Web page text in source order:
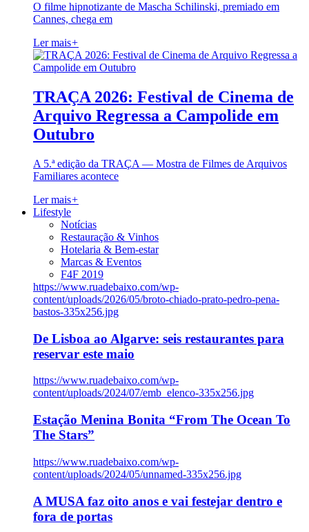
O filme hipnotizante de Mascha Schilinski, premiado em
Cannes, chega em
Ler mais+
TRAÇA 2026: Festival de Cinema de
Arquivo Regressa a Campolide em
Outubro
A 5.ª edição da TRAÇA — Mostra de Filmes de Arquivos
Familiares acontece
Ler mais+
Lifestyle
Notícias
Restauração & Vinhos
Hotelaria & Bem-estar
Marcas & Eventos
F4F 2019
https://www.ruadebaixo.com/wp-
content/uploads/2026/05/broto-chiado-prato-pedro-pena-
bastos-335x256.jpg
De Lisboa ao Algarve: seis restaurantes para
reservar este maio
https://www.ruadebaixo.com/wp-
content/uploads/2024/07/emb_elenco-335x256.jpg
Estação Menina Bonita “From The Ocean To
The Stars”
https://www.ruadebaixo.com/wp-
content/uploads/2024/05/unnamed-335x256.jpg
A MUSA faz oito anos e vai festejar dentro e
fora de portas